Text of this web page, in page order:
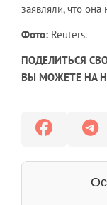
заявляли, что она
Фото: Reuters.
ПОДЕЛИТЬСЯ
ВЫ МОЖЕТЕ НА